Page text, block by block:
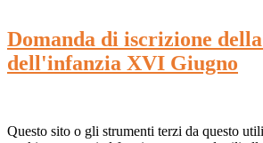
Domanda di iscrizione
dell'infanzia XVI Giugno
Questo sito o gli strumenti terzi da questo